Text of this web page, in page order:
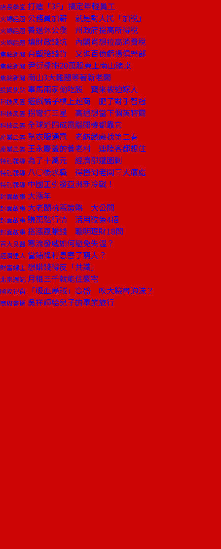
店長學堂 打造「3F」搞定年輕員工
火線話題 公務員加薪 就是對人民「加稅」
火線話題 養退休公僕 州政府提高所得稅
火線話題 填財政錢坑 內閣肖想拉高消費稅
焦點新聞 台塑賠錢貨 又進百億虧損俱樂部
焦點新聞 尹衍樑拖20萬股東上南山賭桌
焦點新聞 南山3大難題等著新老闆
投資焦點 辜馬兩家偷吃股 寶來被迫嫁人
科技風雲 遊戲橘子槓上超商 肥了對手智冠
科技風雲 拐彎打三星 高通想當下個英特爾
科技風雲 全球近四成電腦開機都靠它
產業風雲 幫衣服通電 老紡織廠找第二春
產業風雲 王永慶蓋的養老村 連陸客都想住
特別報導 為了十萬元 經濟部遭圍剿
特別報導 八○後求職 得搔到老闆三大癢處
特別報導 中國正引發亞洲新冷戰！
封面故事 大漲年
封面故事 大老闆抗漲策略 大公開
封面故事 賺萬點行情 活用狡兔4招
封面故事 搭漲風賺錢 聰明理財18問
百大良醫 寒流發威如何避免失溫？
經濟達人 當鋪降利息害了窮人？
財富線上 想賺錢得反「共識」
北京週記 月租三千就能住豪宅
國際視窗 「吸血烏賊」高盛 吹大臉書泡沫？
商周書摘 吳祥輝給兒子的畢業旅行